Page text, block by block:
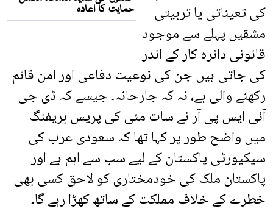
کی تعیناتی یا تربیتی
مشقیں پہلے سے موجود
قانونی دائرہ کار کے اندر
کی جاتی ہیں جن کی نوعیت دفاعی اور امن قائم
رکھنے والی ہے، نہ کہ جارحانہ۔ جیسے کہ ڈی جی
آئی ایس پی آر نے سات مئی کی پریس بریفنگ
میں واضح طور پر کہا تھا کہ سعودی عرب کی
سیکیورٹی پاکستان کے لیے سب سے اہم ہے اور
پاکستان ملک کی خودمختاری کو لاحق کسی بھی
خطرے کے خلاف مملکت کے ساتھ کھڑا رہے گا۔